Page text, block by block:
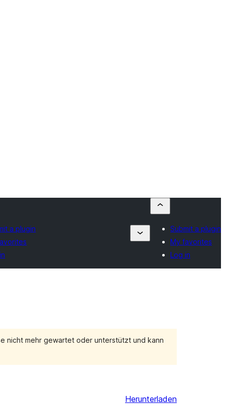
a plugin
Submit a plugin
My favorites
Log in
nicht mehr gewartet oder unterstützt und kann
Herunterladen